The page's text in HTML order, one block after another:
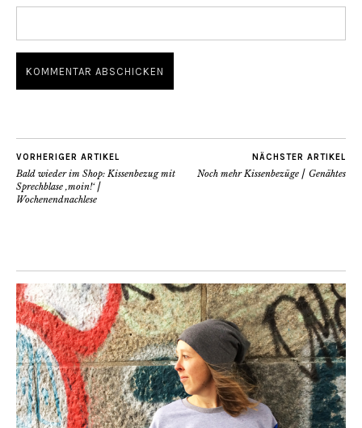
VORHERIGER ARTIKEL
Bald wieder im Shop: Kissenbezug mit
Sprechblase ‚moin!‘ ⎜
Wochenendnachlese
NÄCHSTER ARTIKEL
Noch mehr Kissenbezüge ⎜ Genähtes